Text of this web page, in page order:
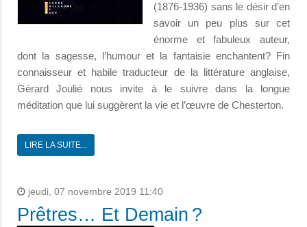
(1876-1936) sans le désir d’en
savoir un peu plus sur cet
énorme et fabuleux auteur,
dont la sagesse, l’humour et la fantaisie enchantent? Fin
connaisseur et habile traducteur de la littérature anglaise,
Gérard Joulié nous invite à le suivre dans la longue
méditation que lui suggèrent la vie et l’œuvre de Chesterton.
LIRE LA SUITE...
jeudi, 07 novembre 2019 11:40
Prêtres… Et Demain ?